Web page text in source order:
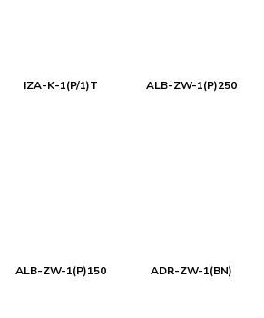
IZA-K-1(P/1)T ALB-ZW-1(P)250
ALB-ZW-1(P)150 ADR-ZW-1(BN)